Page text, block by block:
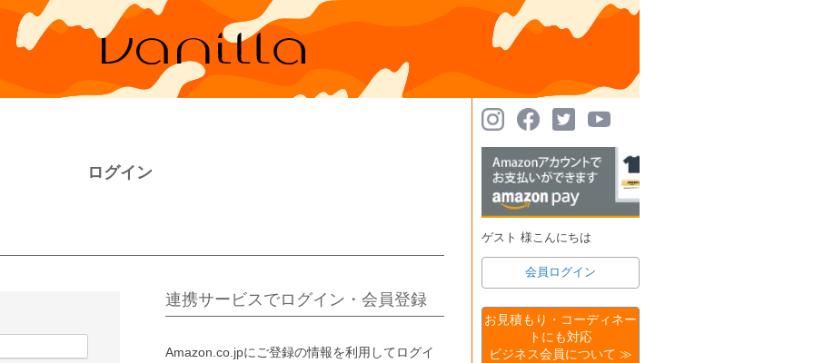
ログイン
連携サービスでログイン・会員登録
Amazon.co.jpにご登録の情報を利用してログイ
ゲスト 様こんにちは
会員ログイン
お見積もり・コーディネー
トにも対応
ビジネス会員について ≫